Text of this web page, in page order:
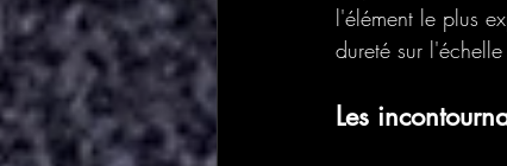
l'élément le plus
dureté sur
Les